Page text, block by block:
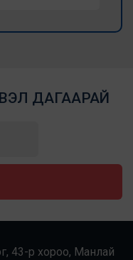
ДАГААРАЙ
43-р хороо, Манлай